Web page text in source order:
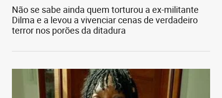
Não se sabe ainda quem torturou a ex-militante
Dilma e a levou a vivenciar cenas de verdadeiro
terror nos porões da ditadura